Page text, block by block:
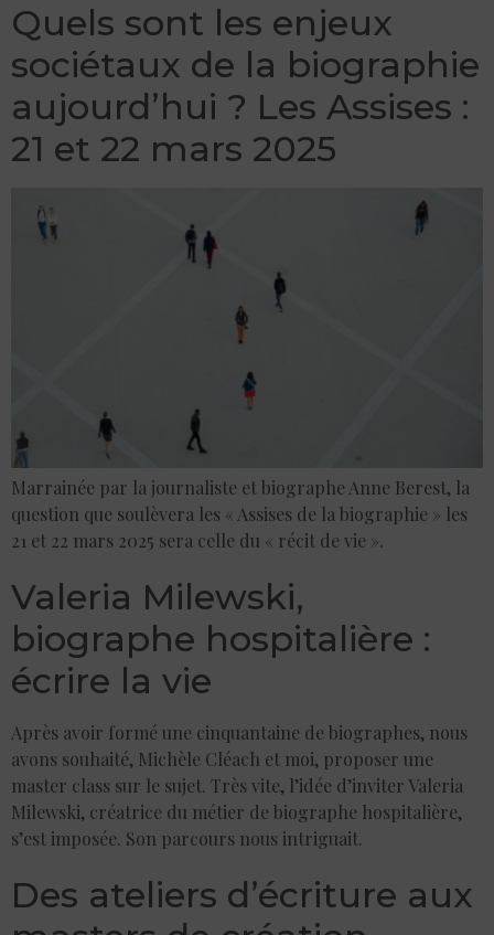
Quels sont les enjeux
sociétaux de la biographie
aujourd’hui ? Les Assises :
21 et 22 mars 2025
Marrainée par la journaliste et biographe Anne Berest, la
question que soulèvera les « Assises de la biographie » les
21 et 22 mars 2025 sera celle du « récit de vie ».
Valeria Milewski,
biographe hospitalière :
écrire la vie
Après avoir formé une cinquantaine de biographes, nous
avons souhaité, Michèle Cléach et moi, proposer une
master class sur le sujet. Très vite, l’idée d’inviter Valeria
Milewski, créatrice du métier de biographe hospitalière,
s’est imposée. Son parcours nous intriguait.
Des ateliers d’écriture aux